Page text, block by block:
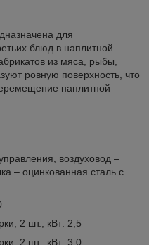
для
блюд в наплитной
из мяса, рыбы,
ровную поверхность, что
наплитной
воздуховод –
– оцинкованная сталь с
2 шт., кВт: 2,5
2 шт., кВт: 3,0